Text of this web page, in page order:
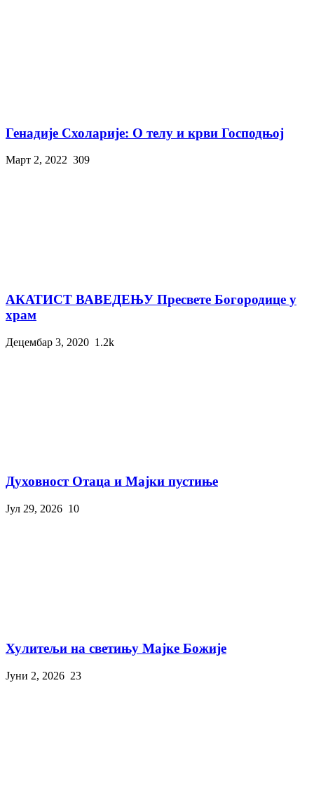
Генадије Схоларије: О телу и крви Господњој
Март 2, 2022 309
АКАТИСТ ВАВЕДЕЊУ Пресвете Богородице у
храм
Децембар 3, 2020 1.2k
Духовност Отаца и Мајки пустиње
Јул 29, 2026 10
Хулитељи на светињу Мајке Божије
Јуни 2, 2026 23